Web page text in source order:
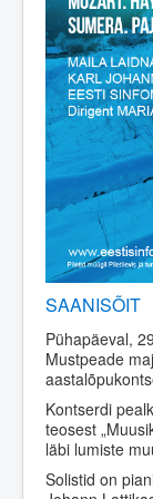
SAANISÕIT
Pühapäeval,
Mustpeade
Kontserdi
teosest
läbi lumiste
Solistid on